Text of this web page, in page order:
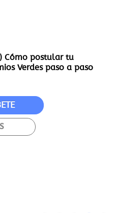
Cómo postular tu
Verdes paso a paso